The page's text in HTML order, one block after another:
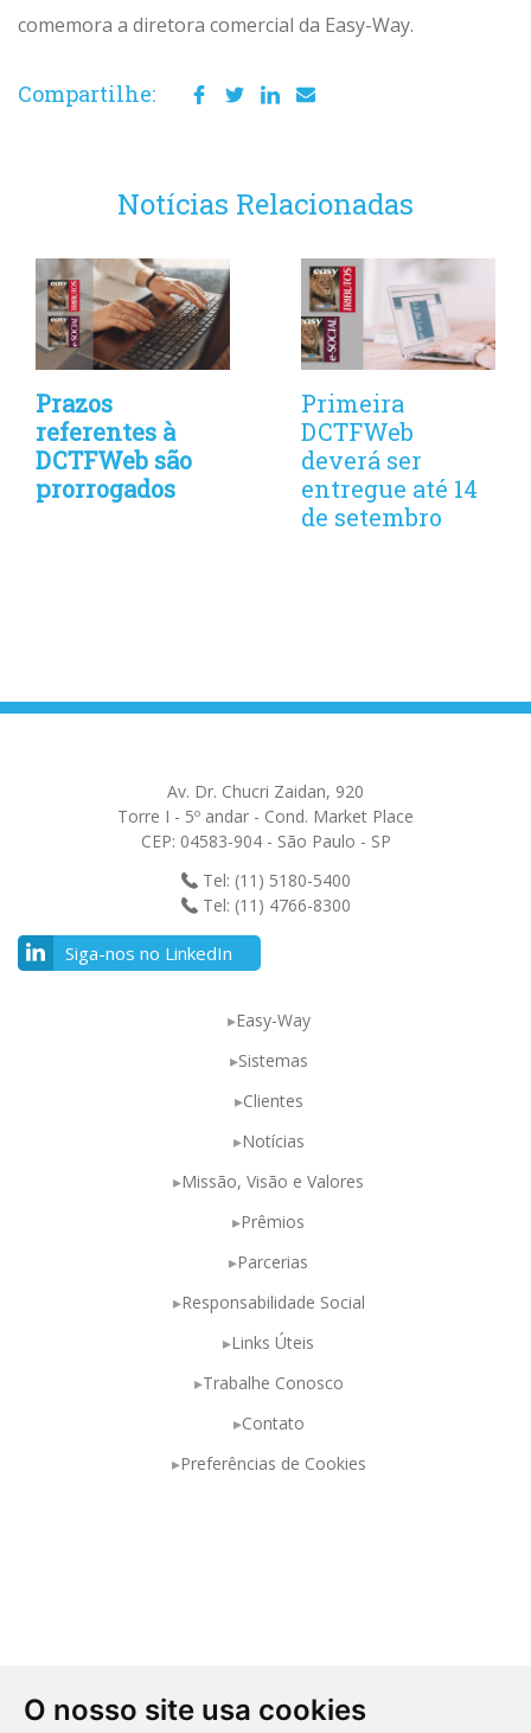
O nosso site usa cookies
comemora a diretora comercial da Easy-Way.
Compartilhe:
Notícias Relacionadas
Prazos
referentes à
DCTFWeb são
prorrogados
Primeira
DCTFWeb
deverá ser
entregue até 14
de setembro
Av. Dr. Chucri Zaidan, 920
Torre I - 5º andar - Cond. Market Place
CEP: 04583-904 - São Paulo - SP
Tel: (11) 5180-5400
Tel: (11) 4766-8300
Siga-nos no LinkedIn
Easy-Way
Sistemas
Clientes
Notícias
Missão, Visão e Valores
Prêmios
Parcerias
Responsabilidade Social
Links Úteis
Trabalhe Conosco
Contato
Preferências de Cookies